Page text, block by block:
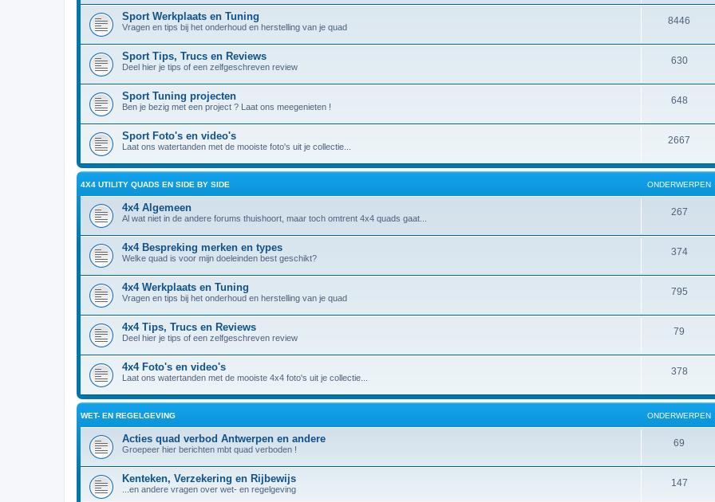
Sport Werkplaats en Tuning
Vragen en tips bij het onderhoud en herstelling van je quad
8446
Sport Tips, Trucs en Reviews
Deel hier je tips of een zelfgeschreven review
630
Sport Tuning projecten
Ben je bezig met een project ? Laat ons meegenieten !
648
Sport Foto's en video's
Laat ons watertanden met de mooiste foto's uit je collectie...
2667
4X4 UTILITY QUADS EN SIDE BY SIDE ONDERWERPEN
4x4 Algemeen
Al wat niet in de andere forums thuishoort, maar toch omtrent 4x4 quads gaat...
267
4x4 Bespreking merken en types
Welke quad is voor mijn doeleinden best geschikt?
374
4x4 Werkplaats en Tuning
Vragen en tips bij het onderhoud en herstelling van je quad
795
4x4 Tips, Trucs en Reviews
Deel hier je tips of een zelfgeschreven review
79
4x4 Foto's en video's
Laat ons watertanden met de mooiste 4x4 foto's uit je collectie...
378
WET- EN REGELGEVING ONDERWERPEN
Acties quad verbod Antwerpen en andere
Groepeer hier berichten mbt quad verboden !
69
Kenteken, Verzekering en Rijbewijs
...en andere vragen over wet- en regelgeving
147